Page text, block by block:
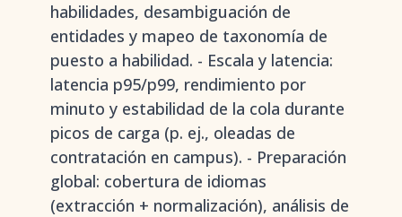
habilidades, desambiguación de
entidades y mapeo de taxonomía de
puesto a habilidad. - Escala y latencia:
latencia p95/p99, rendimiento por
minuto y estabilidad de la cola durante
picos de carga (p. ej., oleadas de
contratación en campus). - Preparación
global: cobertura de idiomas
(extracción + normalización), análisis de